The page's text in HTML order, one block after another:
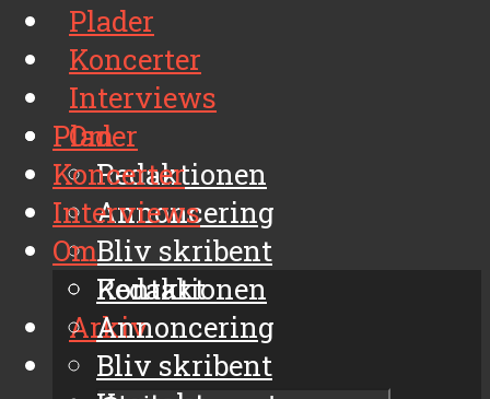
Plader
Koncerter
Interviews
Om
Redaktionen
Annoncering
Bliv skribent
Kontakt
Arkiv
Plader
Koncerter
Interviews
Om
Redaktionen
Annoncering
Bliv skribent